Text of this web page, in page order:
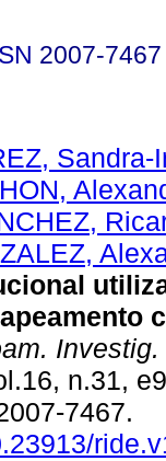
2007-7467
Sandra-
n.31,
7467.